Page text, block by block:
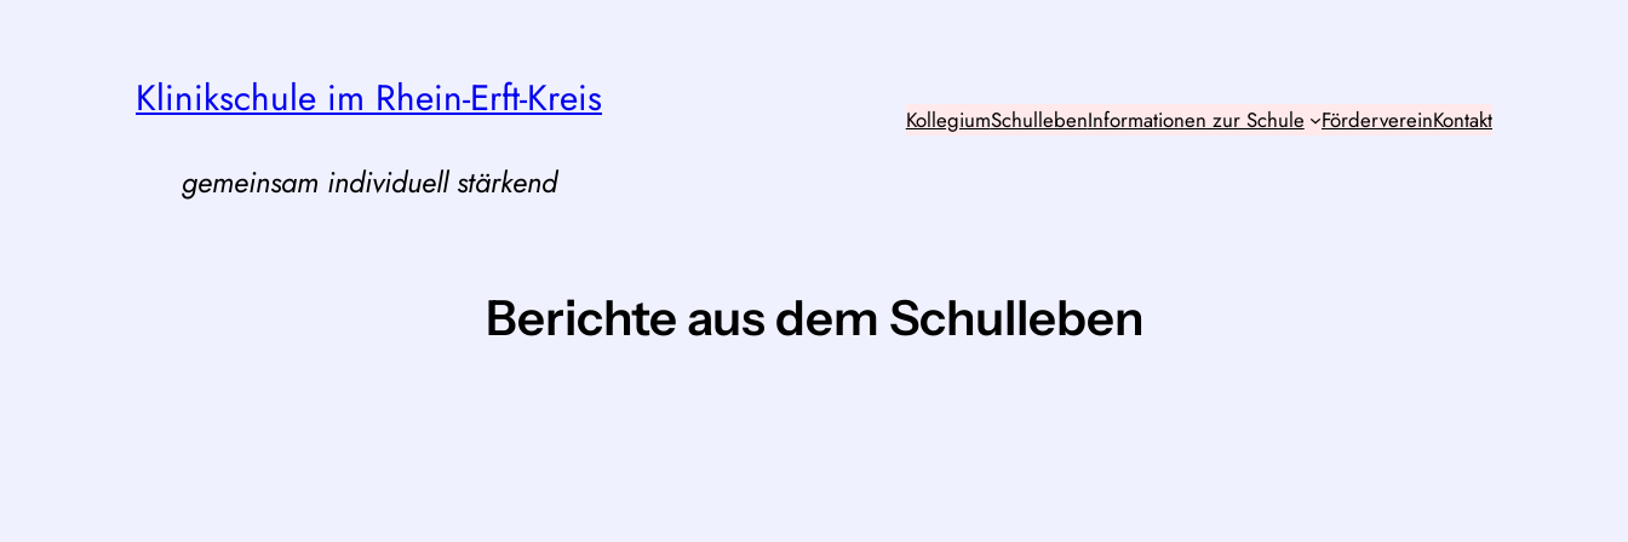
Klinikschule im Rhein-Erft-Kreis
gemeinsam individuell stärkend
KollegiumSchullebenInformationen zur Schule FördervereinKontakt
Berichte aus dem Schulleben